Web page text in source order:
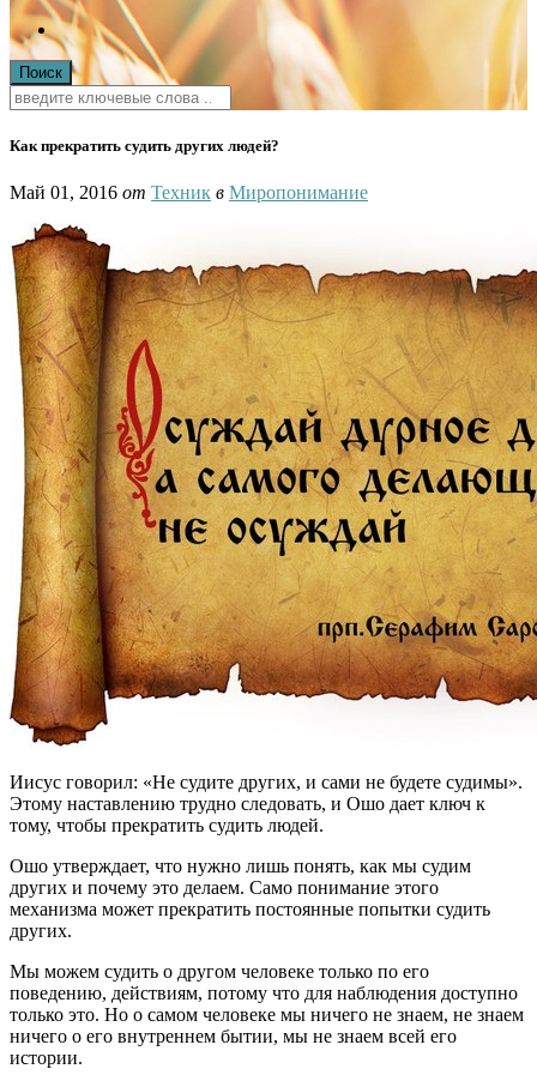
Как прекратить судить других людей?
Май 01, 2016 от Техник в Миропонимание
Иисус говорил: «Не судите других, и сами не будете судимы».
Этому наставлению трудно следовать, и Ошо дает ключ к
тому, чтобы прекратить судить людей.
Ошо утверждает, что нужно лишь понять, как мы судим
других и почему это делаем. Само понимание этого
механизма может прекратить постоянные попытки судить
других.
Мы можем судить о другом человеке только по его
поведению, действиям, потому что для наблюдения доступно
только это. Но о самом человеке мы ничего не знаем, не знаем
ничего о его внутреннем бытии, мы не знаем всей его
истории.